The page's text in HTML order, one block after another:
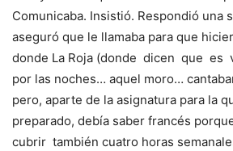
Comunicaba. Insistió. Respondió una
aseguró que le llamaba para que
donde La Roja (donde dicen que es
por las noches… aquel moro…
pero, aparte de la asignatura para la
preparado, debía saber francés
cubrir también cuatro horas